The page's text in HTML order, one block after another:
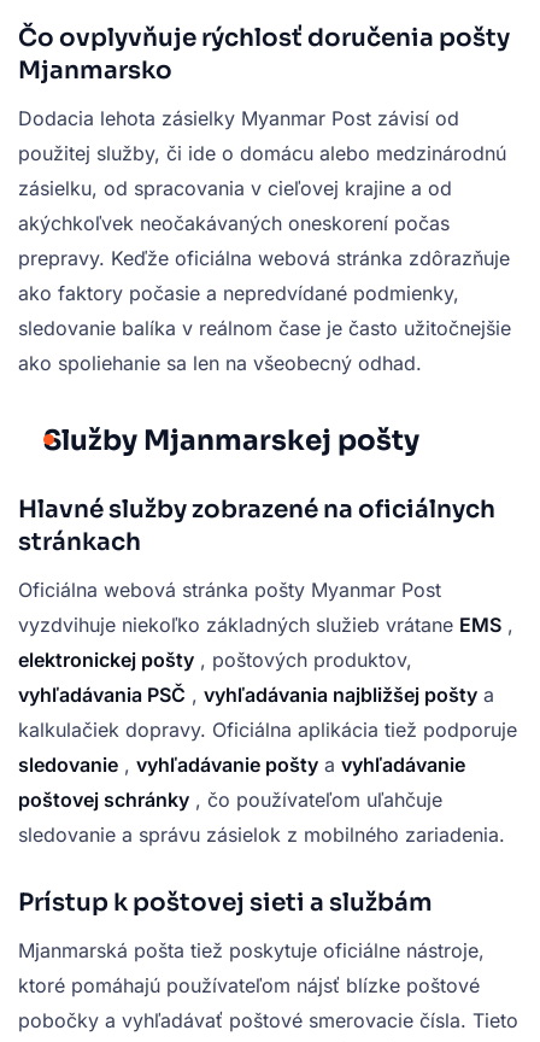
Čo ovplyvňuje rýchlosť doručenia pošty
Mjanmarsko
Dodacia lehota zásielky Myanmar Post závisí od
použitej služby, či ide o domácu alebo medzinárodnú
zásielku, od spracovania v cieľovej krajine a od
akýchkoľvek neočakávaných oneskorení počas
prepravy. Keďže oficiálna webová stránka zdôrazňuje
ako faktory počasie a nepredvídané podmienky,
sledovanie balíka v reálnom čase je často užitočnejšie
ako spoliehanie sa len na všeobecný odhad.
Služby Mjanmarskej pošty
Hlavné služby zobrazené na oficiálnych
stránkach
Oficiálna webová stránka pošty Myanmar Post
vyzdvihuje niekoľko základných služieb vrátane EMS ,
elektronickej pošty , poštových produktov,
vyhľadávania PSČ , vyhľadávania najbližšej pošty a
kalkulačiek dopravy. Oficiálna aplikácia tiež podporuje
sledovanie , vyhľadávanie pošty a vyhľadávanie
poštovej schránky , čo používateľom uľahčuje
sledovanie a správu zásielok z mobilného zariadenia.
Prístup k poštovej sieti a službám
Mjanmarská pošta tiež poskytuje oficiálne nástroje,
ktoré pomáhajú používateľom nájsť blízke poštové
pobočky a vyhľadávať poštové smerovacie čísla. Tieto